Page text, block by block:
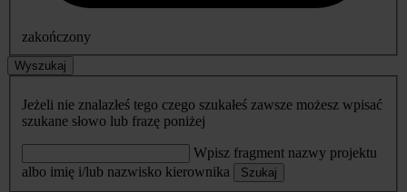
zakończony
Wyszukaj
Jeżeli nie znalazłeś tego czego szukałeś zawsze możesz wpisać
szukane słowo lub frazę poniżej
Wpisz fragment nazwy projektu
albo imię i/lub nazwisko kierownika
Szukaj